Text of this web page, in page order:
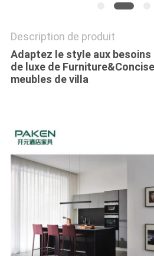
Description de produit
Adaptez le style aux
de luxe de
meubles de villa